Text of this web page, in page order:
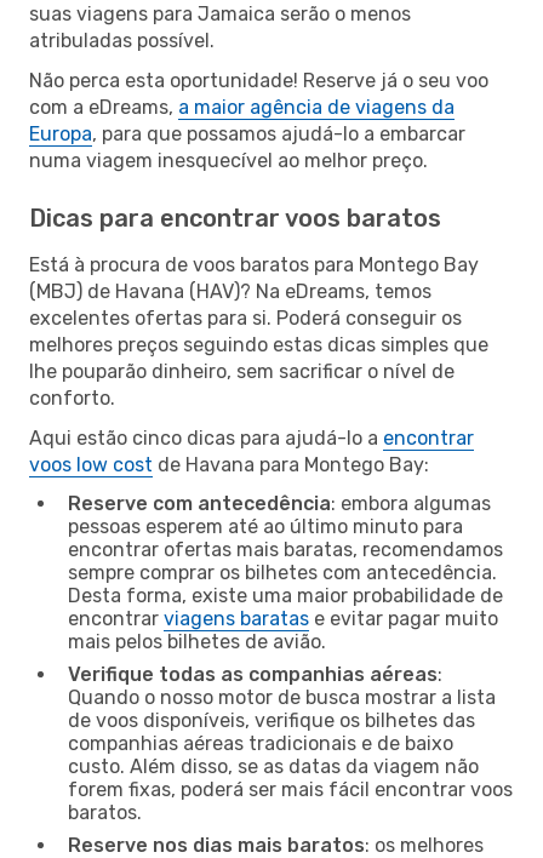
suas viagens para Jamaica serão o menos
atribuladas possível.
Não perca esta oportunidade! Reserve já o seu voo
com a eDreams, a maior agência de viagens da
Europa, para que possamos ajudá-lo a embarcar
numa viagem inesquecível ao melhor preço.
Dicas para encontrar voos baratos
Está à procura de voos baratos para Montego Bay
(MBJ) de Havana (HAV)? Na eDreams, temos
excelentes ofertas para si. Poderá conseguir os
melhores preços seguindo estas dicas simples que
lhe pouparão dinheiro, sem sacrificar o nível de
conforto.
Aqui estão cinco dicas para ajudá-lo a encontrar
voos low cost de Havana para Montego Bay:
Reserve com antecedência: embora algumas
pessoas esperem até ao último minuto para
encontrar ofertas mais baratas, recomendamos
sempre comprar os bilhetes com antecedência.
Desta forma, existe uma maior probabilidade de
encontrar viagens baratas e evitar pagar muito
mais pelos bilhetes de avião.
Verifique todas as companhias aéreas:
Quando o nosso motor de busca mostrar a lista
de voos disponíveis, verifique os bilhetes das
companhias aéreas tradicionais e de baixo
custo. Além disso, se as datas da viagem não
forem fixas, poderá ser mais fácil encontrar voos
baratos.
Reserve nos dias mais baratos: os melhores